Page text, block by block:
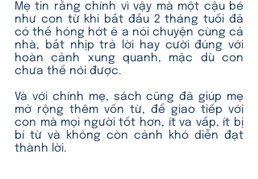
Mẹ tin rằng chính vì vậy mà một cậu bé
như con từ khi bắt đầu 2 tháng tuổi đã
có thể hóng hớt ê a nói chuyện cùng cả
nhà, bắt nhịp trả lời hay cười đúng với
hoàn cảnh xung quanh, mặc dù con
chưa thể nói được.
Và với chính mẹ, sách cũng đã giúp mẹ
mở rộng thêm vốn từ, để giao tiếp với
con mà mọi người tốt hơn, ít va vấp, ít bị
bí từ và không còn cảnh khó diễn đạt
thành lời.